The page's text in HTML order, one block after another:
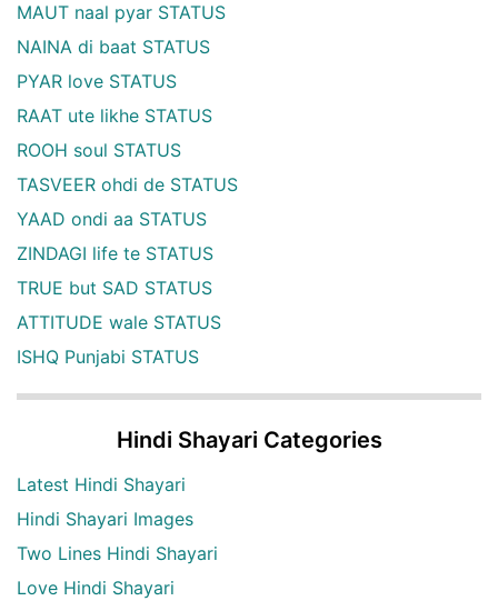
MAUT naal pyar STATUS
NAINA di baat STATUS
PYAR love STATUS
RAAT ute likhe STATUS
ROOH soul STATUS
TASVEER ohdi de STATUS
YAAD ondi aa STATUS
ZINDAGI life te STATUS
TRUE but SAD STATUS
ATTITUDE wale STATUS
ISHQ Punjabi STATUS
Hindi Shayari Categories
Latest Hindi Shayari
Hindi Shayari Images
Two Lines Hindi Shayari
Love Hindi Shayari